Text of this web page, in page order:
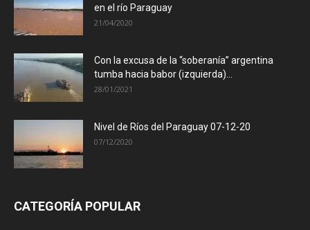
en el río Paraguay
21/04/2020
Con la excusa de la “soberanía” argentina
tumba hacia babor (izquierda)...
28/01/2021
Nivel de Ríos del Paraguay 07-12-20
07/12/2020
CATEGORÍA POPULAR